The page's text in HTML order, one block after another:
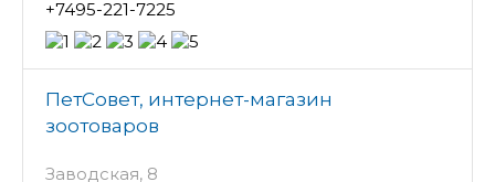
+7495-221-7225
ПетСовет, интернет-магазин
зоотоваров
Заводская, 8